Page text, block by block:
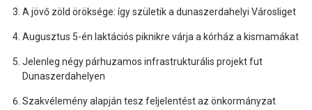
A jövő zöld öröksége: így születik a dunaszerdahelyi Városliget
Augusztus 5-én laktációs piknikre várja a kórház a kismamákat
Jelenleg négy párhuzamos infrastrukturális projekt fut
Dunaszerdahelyen
Szakvélemény alapján tesz feljelentést az önkormányzat